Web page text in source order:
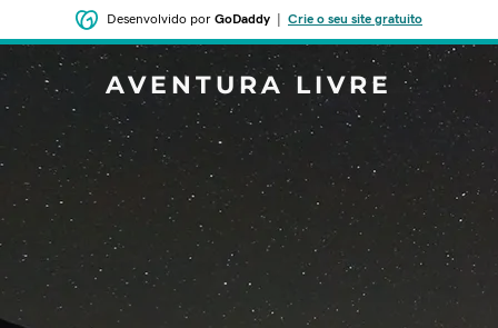
Desenvolvido por GoDaddy Crie o seu site gratuito
AVENTURA LIVRE